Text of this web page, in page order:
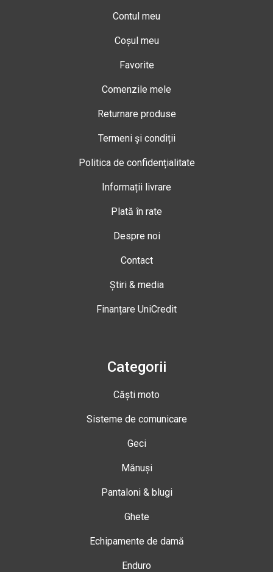
Contul meu
Coșul meu
Favorite
Comenzile mele
Returnare produse
Termeni și condiții
Politica de confidențialitate
Informații livrare
Plată în rate
Despre noi
Contact
Știri & media
Finanțare UniCredit
Categorii
Căști moto
Sisteme de comunicare
Geci
Mănuși
Pantaloni & blugi
Ghete
Echipamente de damă
Enduro